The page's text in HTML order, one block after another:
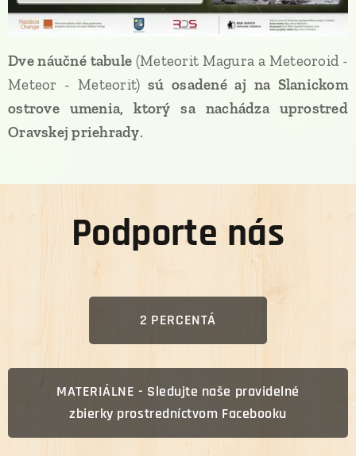
Dve náučné tabule (Meteorit Magura a Meteoroid -
Meteor - Meteorit) sú osadené aj na Slanickom
ostrove umenia, ktorý sa nachádza uprostred
Oravskej priehrady.
Podporte nás
2 PERCENTÁ
MATERIÁLNE - Sledujte naše pravidelné
zbierky prostredníctvom Facebooku